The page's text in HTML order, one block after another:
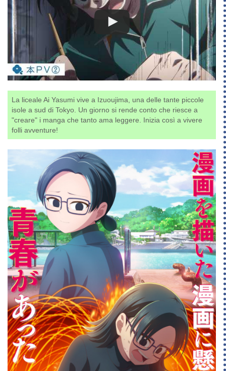
La liceale Ai Yasumi vive a Izuoujima, una delle tante piccole
isole a sud di Tokyo. Un giorno si rende conto che riesce a
"creare" i manga che tanto ama leggere. Inizia così a vivere
folli avventure!